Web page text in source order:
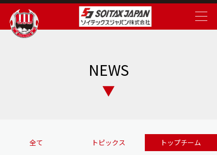
NEWS
全て トピックス トップチーム